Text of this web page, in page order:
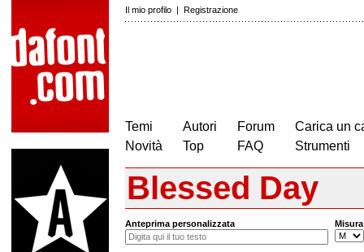
Il mio profilo | Registrazione
Temi
Novità
Autori
Top
Forum
FAQ
Carica un
Strumenti
Blessed Day
Anteprima personalizzata Misura